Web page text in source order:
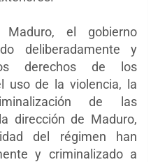
el gobierno
deliberadamente y
derechos de los
uso de la violencia, la
de las
dirección de Maduro,
del régimen han
y criminalizado a